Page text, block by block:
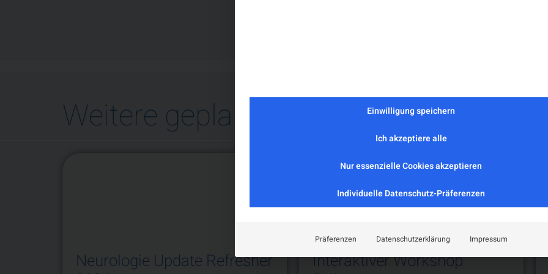
Weitere geplante Veranstaltungen
Neurologie Update Refresher
Interaktiver Workshop
Einwilligung speichern
Ich akzeptiere alle
Nur essenzielle Cookies akzeptieren
Individuelle Datenschutz-Präferenzen
Präferenzen Datenschutzerklärung Impressum